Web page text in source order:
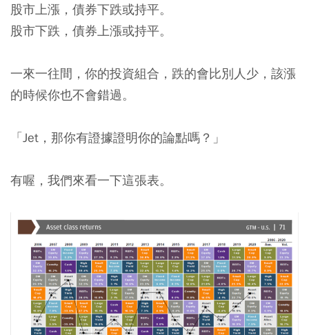
股市上漲，債券下跌或持平。
股市下跌，債券上漲或持平。
一來一往間，你的投資組合，跌的會比別人少，該漲
的時候你也不會錯過。
「Jet，那你有證據證明你的論點嗎？」
有喔，我們來看一下這張表。